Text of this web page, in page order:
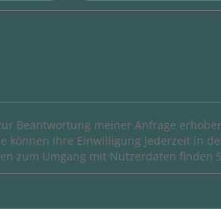
Beantwortung meiner Anfrage
können Ihre Einwilligung jederzeit in
zum Umgang mit Nutzerdaten finden